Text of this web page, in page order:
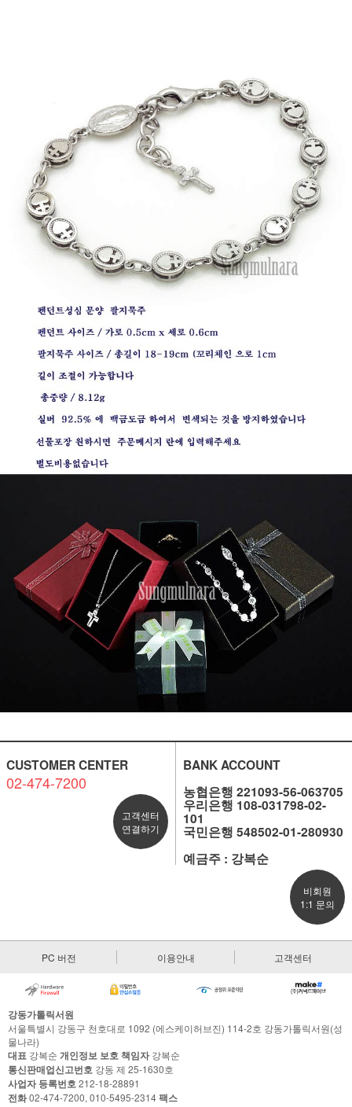
CUSTOMER CENTER
02-474-7200
고객센터
연결하기
BANK ACCOUNT
농협은행 221093-56-063705
우리은행 108-031798-02-
101
국민은행 548502-01-280930
예금주 : 강복순
비회원
1:1 문의
PC 버전 이용안내 고객센터
강동가톨릭서원
서울특별시 강동구 천호대로 1092 (에스케이허브진) 114-2호 강동가톨릭서원(성
물나라)
대표 강복순 개인정보 보호 책임자강복순
통신판매업신고번호 강동 제 25-1630호
사업자 등록번호212-18-28891
전화02-474-7200, 010-5495-2314팩스